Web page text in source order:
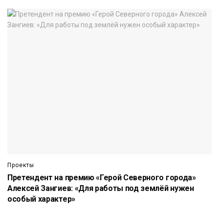
Проекты
Претендент на премию «Герой Северного города»
Алексей Зангиев: «Для работы под землёй нужен
особый характер»